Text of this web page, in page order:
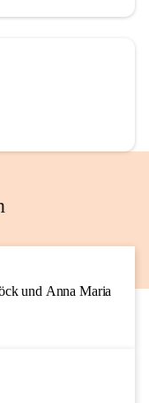
AUG
und Anna Maria